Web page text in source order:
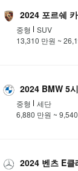
2024 포르쉐
중형
SUV
13,310 만원 ~
2024 BMW 5
중형
세단
6,880 만원 ~
2024 벤츠 E클